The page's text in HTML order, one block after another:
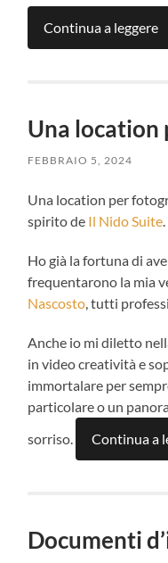
Continua a leggere
Una
FEBBRAIO 5, 2024
Una location per
spirito de Il Nido Suite
Ho già la fortuna di
frequentarono la mia
Nascosto , tutti
Anche io mi diletto
in video creatività e
immortalare per
particolare o un
sorriso.
Continua a
Documenti